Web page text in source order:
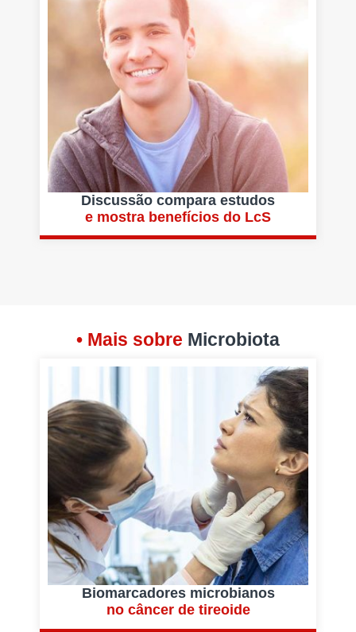
Discussão compara estudos
e mostra benefícios do LcS
• Mais sobre Microbiota
Biomarcadores microbianos
no câncer de tireoide